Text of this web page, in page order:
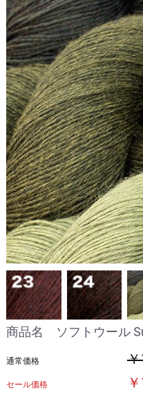
商品名 ソフトウール
通常価格
セール価格